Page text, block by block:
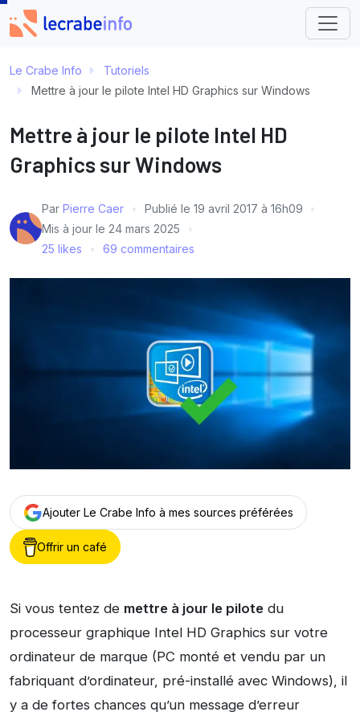
Le Crabe Info
Tutoriels
Mettre à jour le pilote Intel HD Graphics sur Windows
Mettre à jour le pilote Intel HD
Graphics sur Windows
Par Pierre Caer Publié le 19 avril 2017 à 16h09
Mis à jour le 24 mars 2025
25 likes
69 commentaires
Ajouter Le Crabe Info à mes sources préférées
Offrir un café
Si vous tentez de mettre à jour le pilote du
processeur graphique Intel HD Graphics sur votre
ordinateur de marque (PC monté et vendu par un
fabriquant d’ordinateur, pré-installé avec Windows), il
y a de fortes chances qu’un message d’erreur